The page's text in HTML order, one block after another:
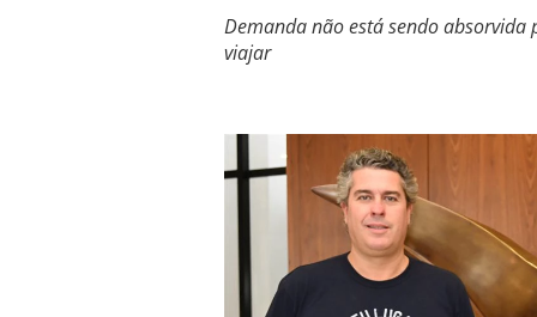
Demanda não está sendo
viajar